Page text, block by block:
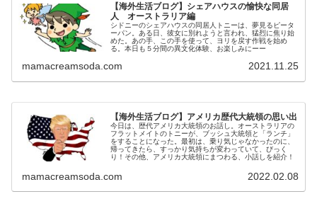
【海外生活ブログ】シェアハウスの愉快な同居
人 オーストラリア編
シドニーのシェアハウスの同居人トニーは、夢見るピータ
ーパン。ある日、彼女に別れようと言われ、猛烈に焦り始
めた。あの手、この手を使って、ヨリを戻す作戦を始め
る。本日も５分間の異文化体験、お楽しみにーー
mamacreamsoda.com 2021.11.25
【海外生活ブログ】アメリカ歴代大統領の思い出
今日は、歴代アメリカ大統領のお話し。オーストラリアの
フラットメイトのトニーが、ブッシュ大統領と「ランチ」
をすることになった。最初は、乗り気じゃなかったのに、
帰ってきたら、すっかり気持ちが変わっていて、びっく
り！その他、アメリカ大統領にまつわる、小話しを紹介！
mamacreamsoda.com 2022.02.08